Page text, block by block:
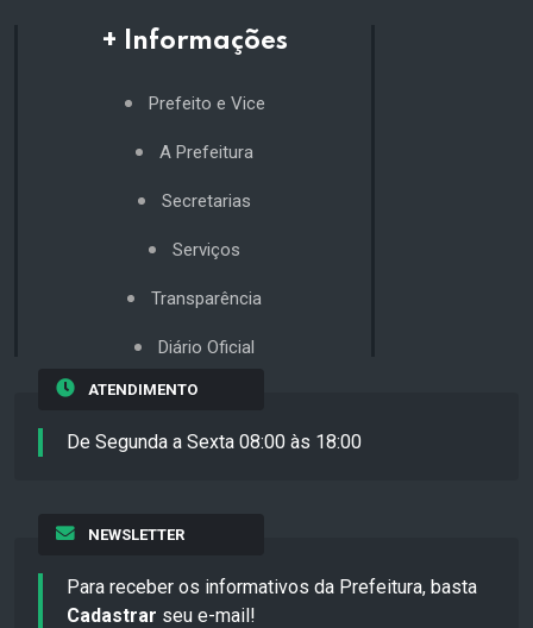
+ Informações
Prefeito e Vice
A Prefeitura
Secretarias
Serviços
Transparência
Diário Oficial
ATENDIMENTO
De Segunda a Sexta 08:00 às 18:00
NEWSLETTER
Para receber os informativos da Prefeitura, basta
Cadastrar seu e-mail!